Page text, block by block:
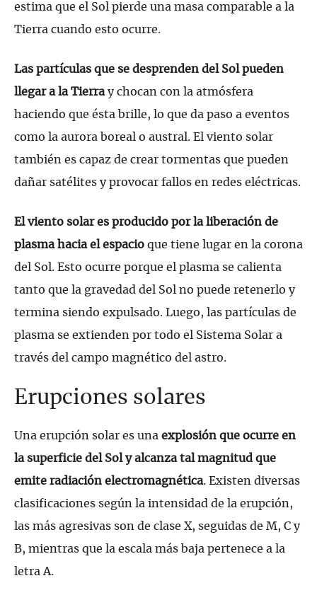
estima que el Sol pierde una masa comparable a la
Tierra cuando esto ocurre.
Las partículas que se desprenden del Sol pueden
llegar a la Tierray chocan con la atmósfera
haciendo que ésta brille, lo que da paso a eventos
como la aurora boreal o austral. El viento solar
también es capaz de crear tormentas que pueden
dañar satélites y provocar fallos en redes eléctricas.
El viento solar es producido por la liberación de
plasma hacia el espacio que tiene lugar en la corona
del Sol. Esto ocurre porque el plasma se calienta
tanto que la gravedad del Sol no puede retenerlo y
termina siendo expulsado. Luego, las partículas de
plasma se extienden por todo el Sistema Solar a
través del campo magnético del astro.
Erupciones solares
Una erupción solar es una explosión que ocurre en
la superficie del Sol y alcanza tal magnitud que
emite radiación electromagnética. Existen diversas
clasificaciones según la intensidad de la erupción,
las más agresivas son de clase X, seguidas de M, C y
B, mientras que la escala más baja pertenece a la
letra A.